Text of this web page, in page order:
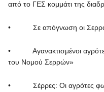
από το ΓΕΣ κομμάτι της
• Σε απόγνωση οι Σερραίοι
• Αγανακτισμένοι αγρότες
του Νομού Σερρών»
• Σέρρες: Οι αγρότες